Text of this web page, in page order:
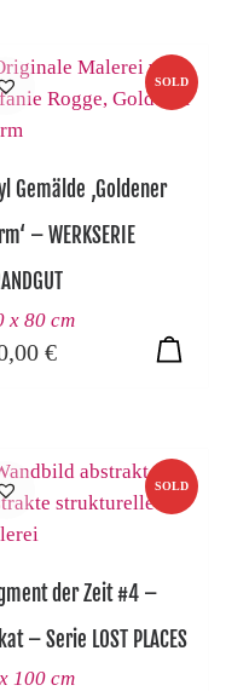
SOLD
Gemälde ‚Goldener
– WERKSERIE
x 80 cm
€
SOLD
der Zeit #4 –
– Serie LOST PLACES
100 cm